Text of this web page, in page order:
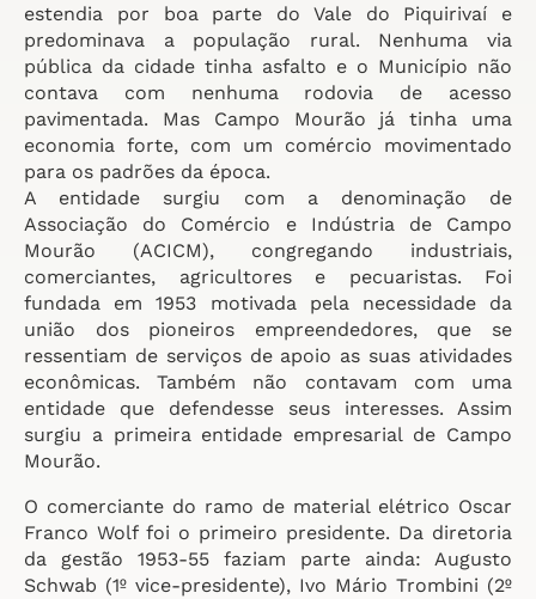
estendia por boa parte do Vale do Piquirivaí e
predominava a população rural. Nenhuma via
pública da cidade tinha asfalto e o Município não
contava com nenhuma rodovia de acesso
pavimentada. Mas Campo Mourão já tinha uma
economia forte, com um comércio movimentado
para os padrões da época.
A entidade surgiu com a denominação de
Associação do Comércio e Indústria de Campo
Mourão (ACICM), congregando industriais,
comerciantes, agricultores e pecuaristas. Foi
fundada em 1953 motivada pela necessidade da
união dos pioneiros empreendedores, que se
ressentiam de serviços de apoio as suas atividades
econômicas. Também não contavam com uma
entidade que defendesse seus interesses. Assim
surgiu a primeira entidade empresarial de Campo
Mourão.
O comerciante do ramo de material elétrico Oscar
Franco Wolf foi o primeiro presidente. Da diretoria
da gestão 1953-55 faziam parte ainda: Augusto
Schwab (1º vice-presidente), Ivo Mário Trombini (2º